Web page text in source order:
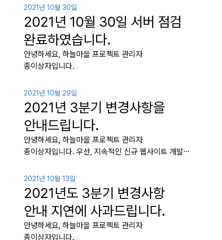
2021년 10월 30일
2021년 10월 30일 서버 점검
완료하였습니다.
안녕하세요, 하늘마을 프로젝트 관리자
종이상자입니다.
2021년 10월 29일
2021년 3분기 변경사항을
안내드립니다.
안녕하세요, 하늘마을 프로젝트 관리자
종이상자입니다. 우선, 지속적인 신규 웹사이트 개발…
2021년 10월 13일
2021년도 3분기 변경사항
안내 지연에 사과드립니다.
안녕하세요, 하늘마을 프로젝트 관리자
종이상자입니다.